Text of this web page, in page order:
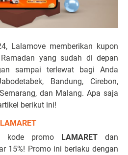
Lalamove memberikan kupon
yang sudah di depan
sampai terlewat bagi Anda
Bandung, Cirebon,
dan Malang. Apa saja
berikut ini!
LAMARET
kode promo LAMARETdan
15%! Promo ini berlaku dengan